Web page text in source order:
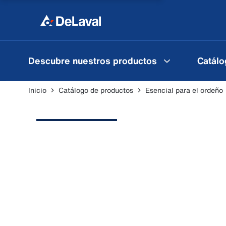
Descubre nuestros productos
Inicio Catálogo de productos Esencial para el ordeño